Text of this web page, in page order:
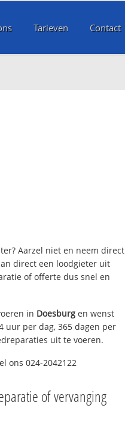
Tarieven Contact
Aarzel niet en neem direct
direct een loodgieter uit
of offerte dus snel en
in Doesburg en wenst
uur per dag, 365 dagen per
uit te voeren.
ons 024-2042122
of vervanging